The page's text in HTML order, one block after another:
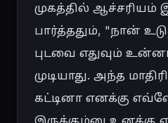
முகத்தில் ஆச்சரியம்
பார்த்ததும், "நான்
புடவை எதுவும்
முடியாது. அந்த
கட்டினா எனக்கு
இருக்கும்னு உனக்கு